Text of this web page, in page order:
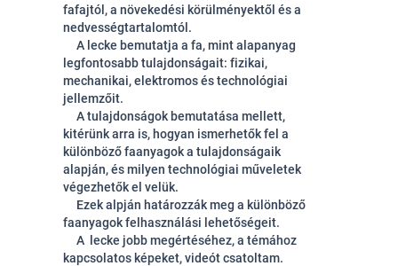
fafajtól, a növekedési körülményektől és a
nedvességtartalomtól.
A lecke bemutatja a fa, mint alapanyag
legfontosabb tulajdonságait: fizikai,
mechanikai, elektromos és technológiai
jellemzőit.
A tulajdonságok bemutatása mellett,
kitérünk arra is, hogyan ismerhetők fel a
különböző faanyagok a tulajdonságaik
alapján, és milyen technológiai műveletek
végezhetők el velük.
Ezek alpján határozzák meg a különböző
faanyagok felhasználási lehetőségeit.
A lecke jobb megértéséhez, a témához
kapcsolatos képeket, videót csatoltam.